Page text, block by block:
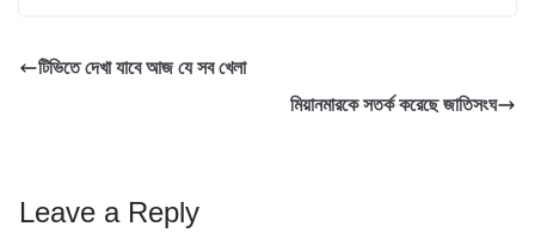
e
k
er s
টিভিতে দেখা যাবে আজ যে সব খেলা
মিয়ানমারকে সতর্ক করেছে জাতিসংঘ
Leave a Reply